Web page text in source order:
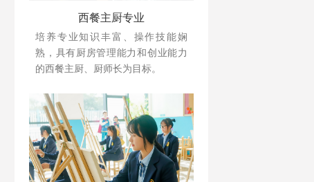
西餐主厨专业
培养专业知识丰富、操作技能娴
熟，具有厨房管理能力和创业能力
的西餐主厨、厨师长为目标。